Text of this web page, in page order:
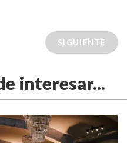
SIGUIENTE
interesar...